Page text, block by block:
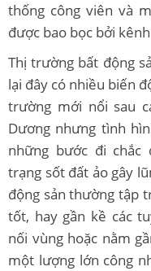
thống công viên và
được bao bọc bởi
Thị trường bất động
lại đây có nhiều biến
trường mới nổi sau
Dương nhưng tình
những bước đi chắc
trạng sốt đất ảo gây
động sản thường tập
tốt, hay gần kề các
nối vùng hoặc nằm
một lượng lớn công